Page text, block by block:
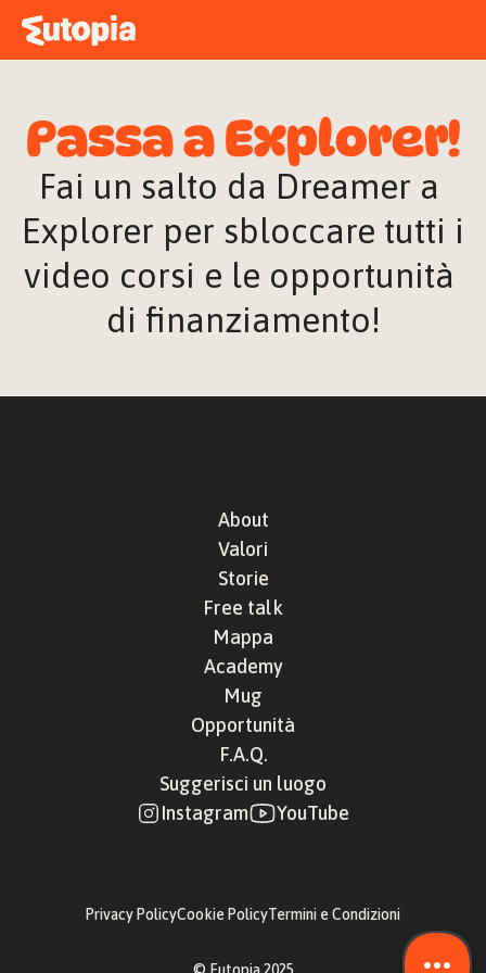
STORIE
FREE TALK
ACCEDI
Passa a Explorer!
Fai un salto da Dreamer a
Explorer per sbloccare tutti i
video corsi e le opportunità
di finanziamento!
About
Valori
Storie
Free talk
Mappa
Academy
Mug
Opportunità
F.A.Q.
Suggerisci un luogo
Instagram
YouTube
Privacy PolicyCookie PolicyTermini e Condizioni